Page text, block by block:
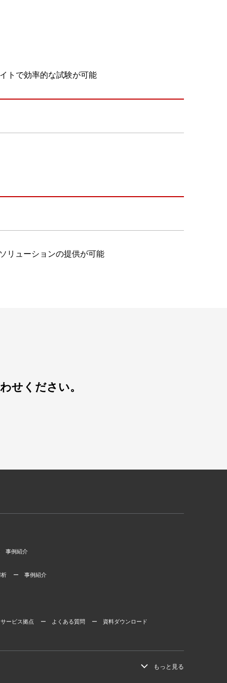
トで効率的な試験が可能
リューションの提供が可能
せください。
事例紹介
ー 事例紹介
ービス拠点 ー よくある質問
ー 資料ダウンロード
もっと見る